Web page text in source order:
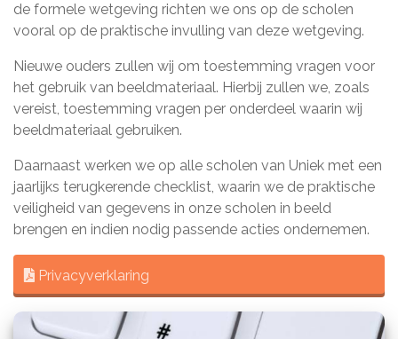
de formele wetgeving richten we ons op de scholen
vooral op de praktische invulling van deze wetgeving.
Nieuwe ouders zullen wij om toestemming vragen voor
het gebruik van beeldmateriaal. Hierbij zullen we, zoals
vereist, toestemming vragen per onderdeel waarin wij
beeldmateriaal gebruiken.
Daarnaast werken we op alle scholen van Uniek met een
jaarlijks terugkerende checklist, waarin we de praktische
veiligheid van gegevens in onze scholen in beeld
brengen en indien nodig passende acties ondernemen.
Privacyverklaring